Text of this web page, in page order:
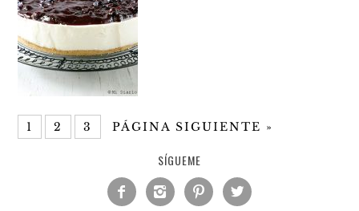
1 2 3 PÁGINA SIGUIENTE »
SÍGUEME
   